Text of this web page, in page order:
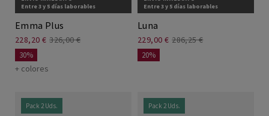
Entre 3 y 5 días laborables
Emma Plus
228,20 € 326,00 €
30%
+ colores
Entre 3 y 5 días laborables
Luna
229,00 € 286,25 €
20%
Pack 2 Uds. Pack 2 Uds.